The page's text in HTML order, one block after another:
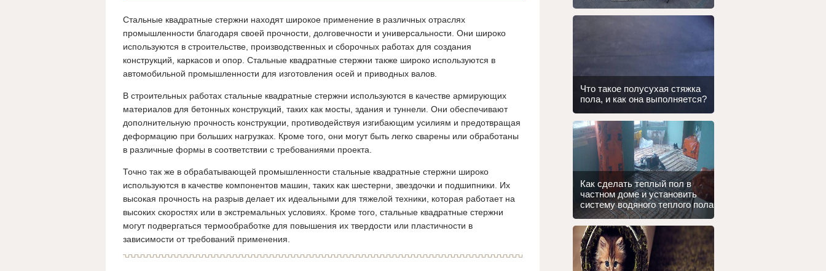
Стальные квадратные стержни находят широкое применение в различных отраслях
промышленности благодаря своей прочности, долговечности и универсальности. Они широко
используются в строительстве, производственных и сборочных работах для создания
конструкций, каркасов и опор. Стальные квадратные стержни также широко используются в
автомобильной промышленности для изготовления осей и приводных валов.
В строительных работах стальные квадратные стержни используются в качестве армирующих
материалов для бетонных конструкций, таких как мосты, здания и туннели. Они обеспечивают
дополнительную прочность конструкции, противодействуя изгибающим усилиям и предотвращая
деформацию при больших нагрузках. Кроме того, они могут быть легко сварены или обработаны
в различные формы в соответствии с требованиями проекта.
Точно так же в обрабатывающей промышленности стальные квадратные стержни широко
используются в качестве компонентов машин, таких как шестерни, звездочки и подшипники. Их
высокая прочность на разрыв делает их идеальными для тяжелой техники, которая работает на
высоких скоростях или в экстремальных условиях. Кроме того, стальные квадратные стержни
могут подвергаться термообработке для повышения их твердости или пластичности в
зависимости от требований применения.
Что такое полусухая стяжка
пола, и как она выполняется?
Как сделать теплый пол в
частном доме и установить
систему водяного теплого пола